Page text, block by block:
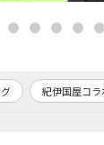
バッグ ゼロハ